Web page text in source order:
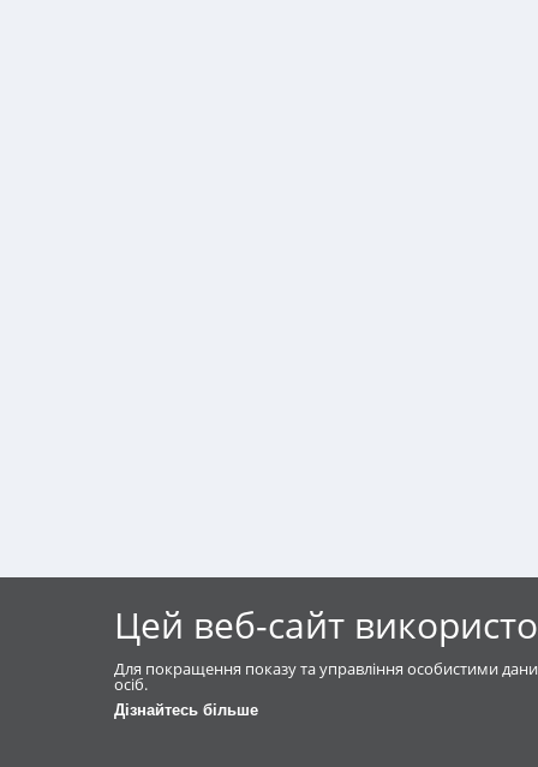
Цей веб-сайт
Для покращення показу та управління особистими
осіб.
Дізнайтесь більше